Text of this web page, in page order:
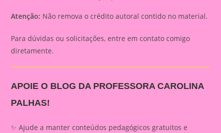
Atenção: Não remova o crédito autoral contido no material.
Para dúvidas ou solicitações, entre em contato comigo
diretamente.
APOIE O BLOG DA PROFESSORA CAROLINA
PALHAS!
✨ Ajude a manter conteúdos pedagógicos gratuitos e